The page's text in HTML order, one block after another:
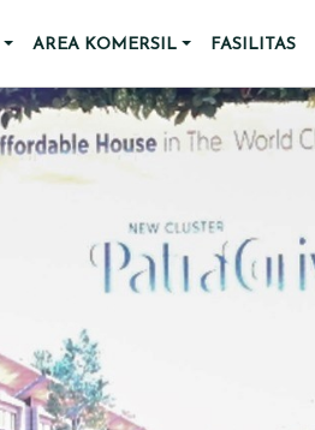
AREA KOMERSIL FASILITAS